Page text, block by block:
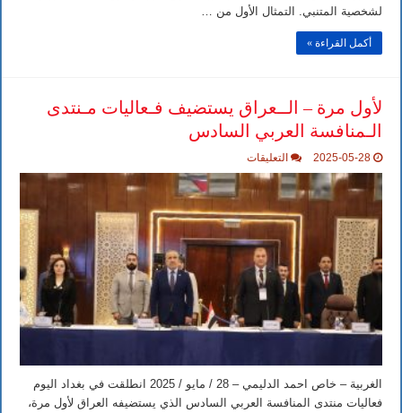
لشخصية المتنبي. التمثال الأول من …
أكمل القراءة »
لأول مرة – الــعراق يستضيف فـعاليات مـنتدى
الـمنافسة العربي السادس
2025-05-28 التعليقات
مرة
–
يستضيف
فـعاليات
مـنتدى
الـمنافسة
العربي
السادس
مغلقة
الغربية – خاص احمد الدليمي – 28 / مايو / 2025 انطلقت في بغداد اليوم
فعاليات منتدى المنافسة العربي السادس الذي يستضيفه العراق لأول مرة،